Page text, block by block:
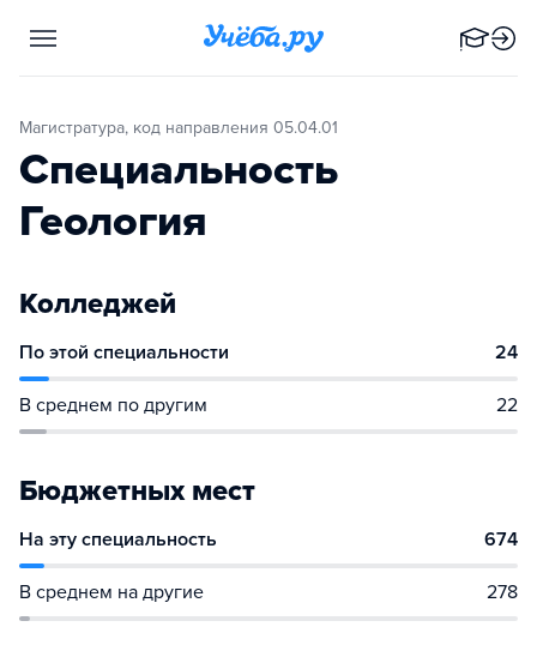
Магистратура, код направления 05.04.01
Специальность
Геология
Колледжей
По этой специальности 24
В среднем по другим 22
Бюджетных мест
На эту специальность 674
В среднем на другие 278